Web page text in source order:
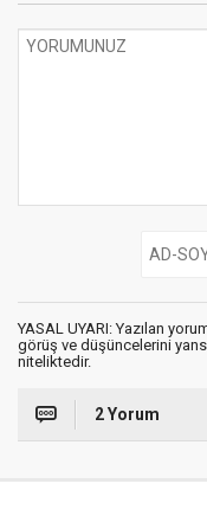
YASAL UYARI: Yazılan
görüş ve düşüncelerini
niteliktedir.
2 Yorum